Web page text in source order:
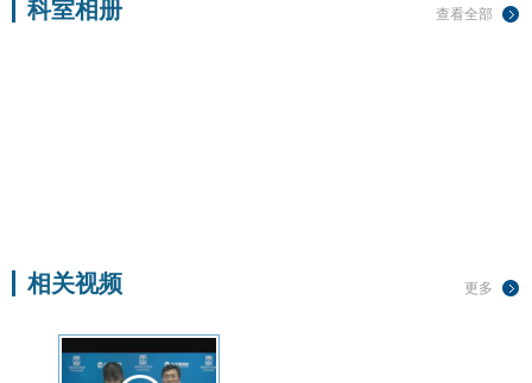
查看全部
科室相册
更多
相关视频